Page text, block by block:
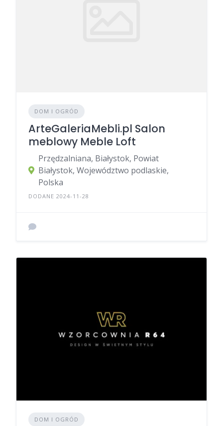
DOM I OGRÓD
ArteGaleriaMebli.pl Salon
meblowy Meble Loft
Przędzalniana, Białystok, Powiat
Białystok, Województwo podlaskie,
Polska
DODANE 2024-11-28
DOM I OGRÓD